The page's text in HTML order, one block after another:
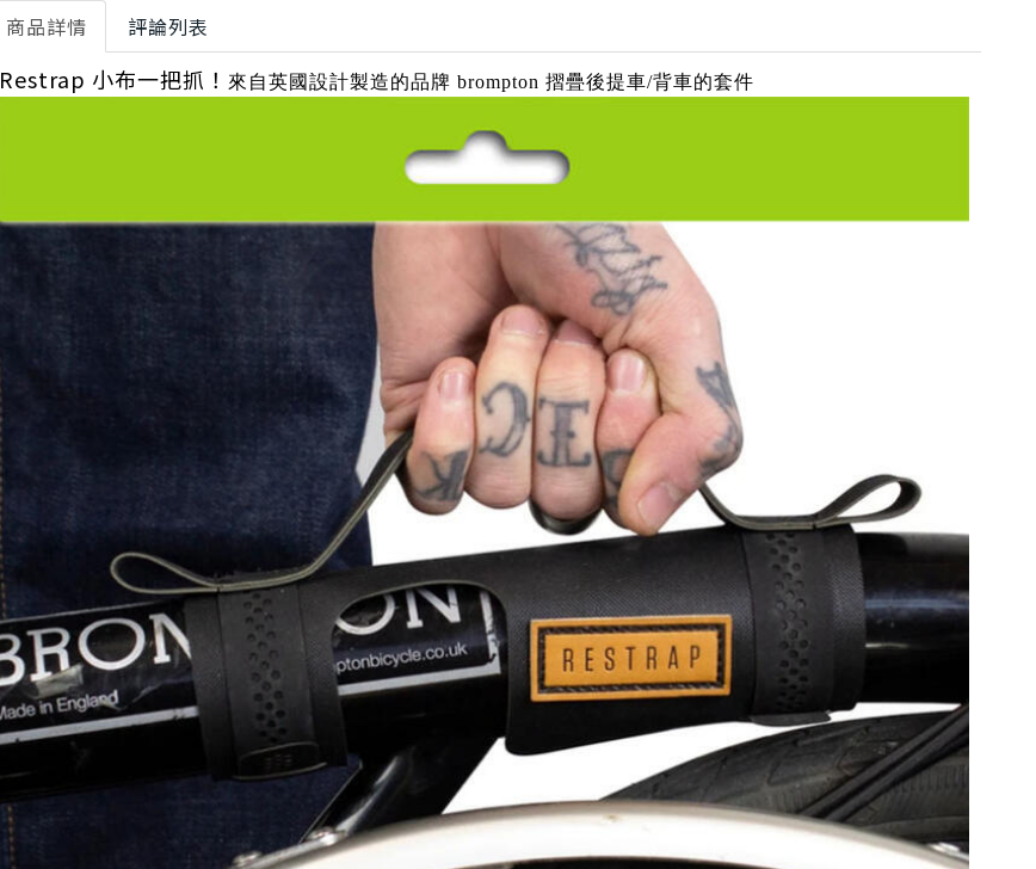
商品詳情 評論列表
Restrap 小布一把抓！ 來自英國設計製造的品牌 brompton 摺疊後提車/背車的套件